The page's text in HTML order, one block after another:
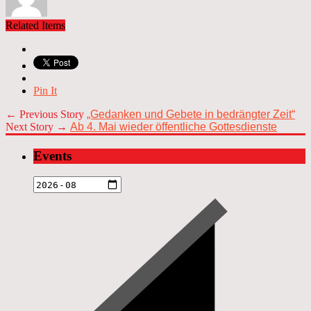
Related Items
Pin It
← Previous Story „Gedanken und Gebete in bedrängter Zeit“
Next Story → Ab 4. Mai wieder öffentliche Gottesdienste
Events